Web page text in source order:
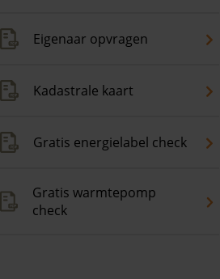
Eigenaar opvragen
Kadastrale kaart
Gratis energielabel check
Gratis warmtepomp
check